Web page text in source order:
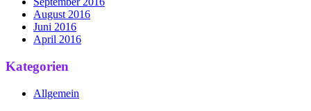
August 2016
Juni 2016
April 2016
Kategorien
Allgemein